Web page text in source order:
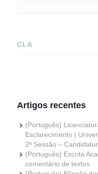
CLA
Artigos recentes
(Português)
Esclarecimento |
2ª Sessão –
(Português) Escrita
comentário de textos